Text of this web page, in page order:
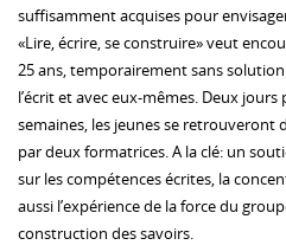
suffisamment acquises pour
«Lire, écrire, se construire» veut
25 ans, temporairement sans
l’écrit et avec eux-mêmes. Deux
semaines, les jeunes se
par deux formatrices. A la clé: un
sur les compétences écrites, la
aussi l’expérience de la force du
construction des savoirs.